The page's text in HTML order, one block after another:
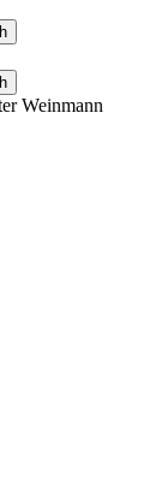
Weinmann